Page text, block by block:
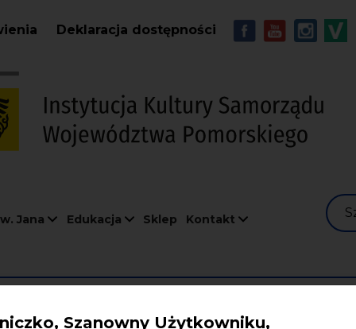
Szanowny Użytkowniku,
Deklaracja dostępności MENU -
Jana Edukacja Sklep Kontakt